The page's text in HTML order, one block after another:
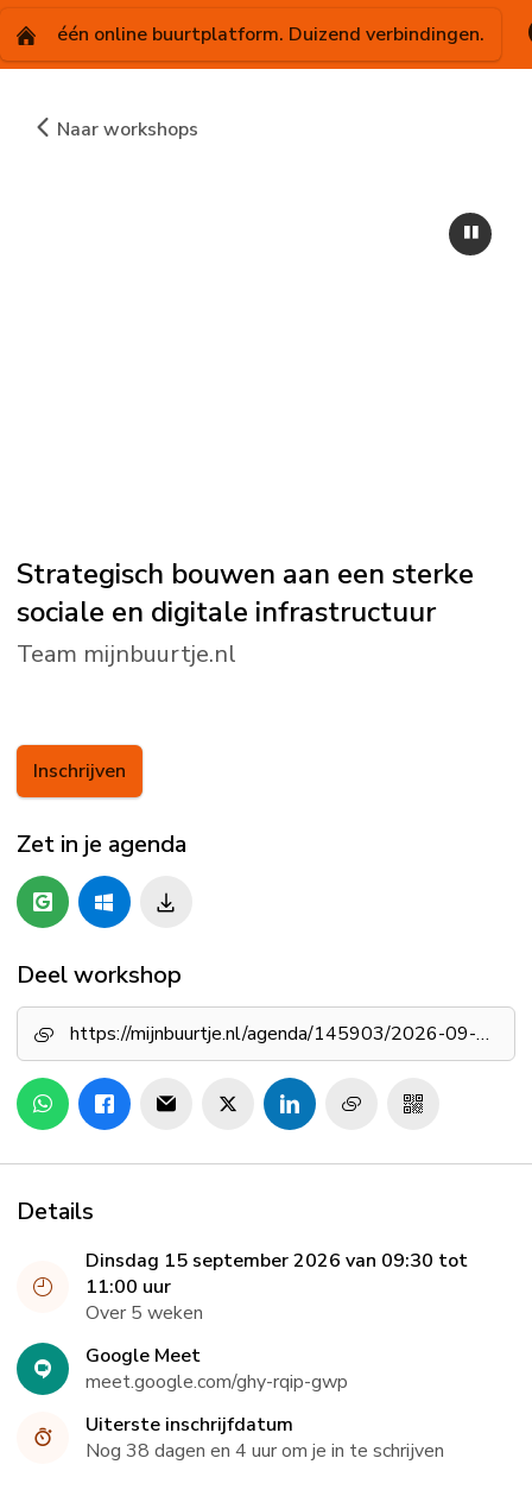
één online buurtplatform. Duizend verbindingen.
Naar workshops
Strategisch bouwen aan een sterke
sociale en digitale infrastructuur
Team mijnbuurtje.nl
Inschrijven
Zet in je agenda
Deel workshop
https://mijnbuurtje.nl/agenda/145903/2026-09-15/strategisch-bouwen-aan-een-sterke-sociale-en-digitale-infrastructuur
Details
Dinsdag 15 september 2026 van 09:30 tot
11:00 uur
Over 5 weken
Google Meet
meet.google.com/ghy-rqip-gwp
Uiterste inschrijfdatum
Nog 38 dagen en 4 uur om je in te schrijven